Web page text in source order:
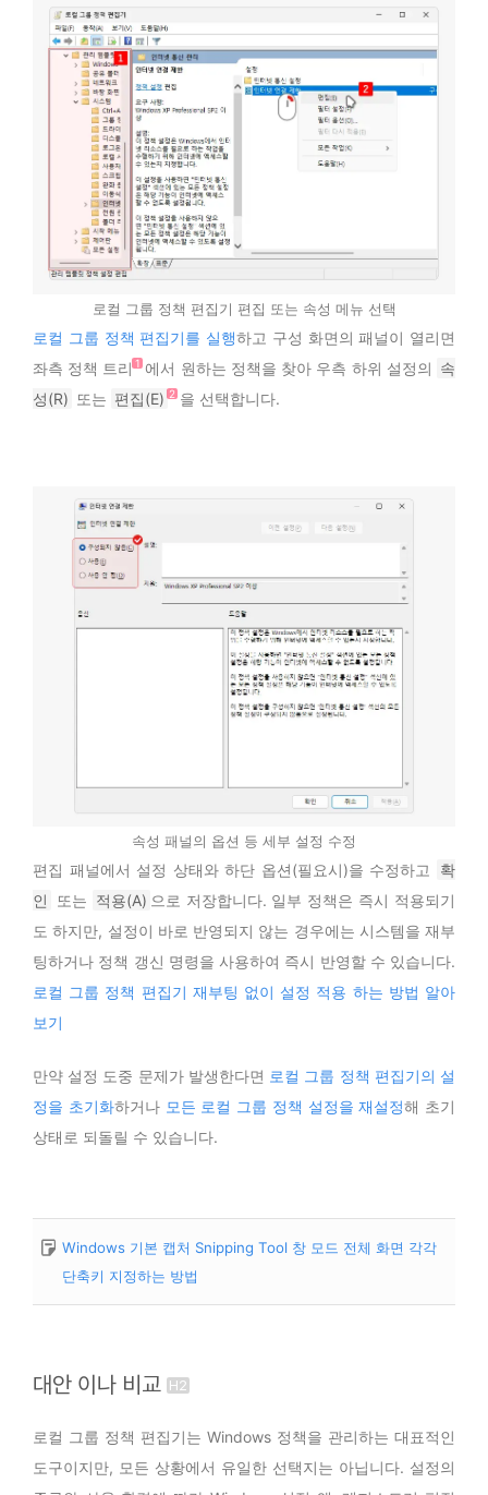
로컬 그룹 정책 편집기 편집 또는 속성 메뉴 선택
로컬 그룹 정책 편집기를 실행하고 구성 화면의 패널이 열리면
좌측 정책 트리
에서 원하는 정책을 찾아 우측 하위 설정의 속
성(R) 또는 편집(E) 을 선택합니다.
속성 패널의 옵션 등 세부 설정 수정
편집 패널에서 설정 상태와 하단 옵션(필요시)을 수정하고
확
인
또는 적용(A) 으로 저장합니다. 일부 정책은 즉시 적용되기
도 하지만, 설정이 바로 반영되지 않는 경우에는 시스템을 재부
팅하거나 정책 갱신 명령을 사용하여 즉시 반영할 수 있습니다.
로컬 그룹 정책 편집기 재부팅 없이 설정 적용 하는 방법 알아
보기
만약 설정 도중 문제가 발생한다면 로컬 그룹 정책 편집기의 설
정을 초기화하거나 모든 로컬 그룹 정책 설정을 재설정해 초기
상태로 되돌릴 수 있습니다.
Windows 기본 캡처 Snipping Tool 창 모드 전체 화면 각각
단축키 지정하는 방법
대안 이나 비교
로컬 그룹 정책 편집기는 Windows 정책을 관리하는 대표적인
도구이지만, 모든 상황에서 유일한 선택지는 아닙니다. 설정의